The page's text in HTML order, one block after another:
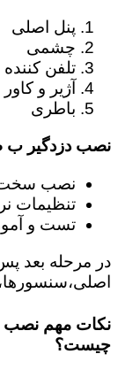
پنل اصلی
چشمی
تلفن کننده
آژیر و کاور
باطری
نصب دزدگیر ب طور کلی از 3
نصب سخت
تنظیمات
تست و
در مرحله بعد
نکات مهم نصب
چیست؟